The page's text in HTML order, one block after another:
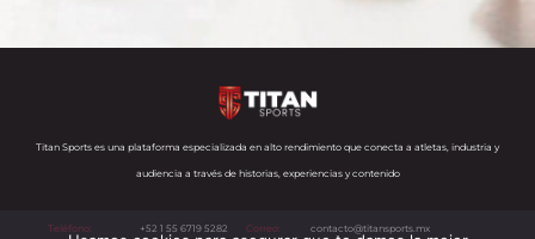
Titan Sports es una plataforma especializada en alto rendimiento que conecta a atletas, industria y
audiencia a través de historias, experiencias y contenido
Teléfono: +52 1 55 6719 5282 Correo: contacto@titansports.mx